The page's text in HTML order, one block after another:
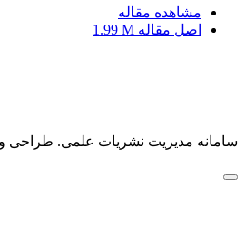
مشاهده مقاله
اصل مقاله 1.99 M
سامانه مدیریت نشریات علمی. طراحی و